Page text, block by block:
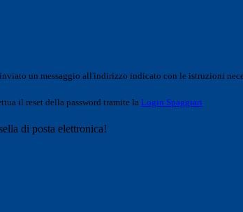
un messaggio all'indirizzo indicato con le istruzioni
il reset della password tramite la Login Spaggiari
di posta elettronica!